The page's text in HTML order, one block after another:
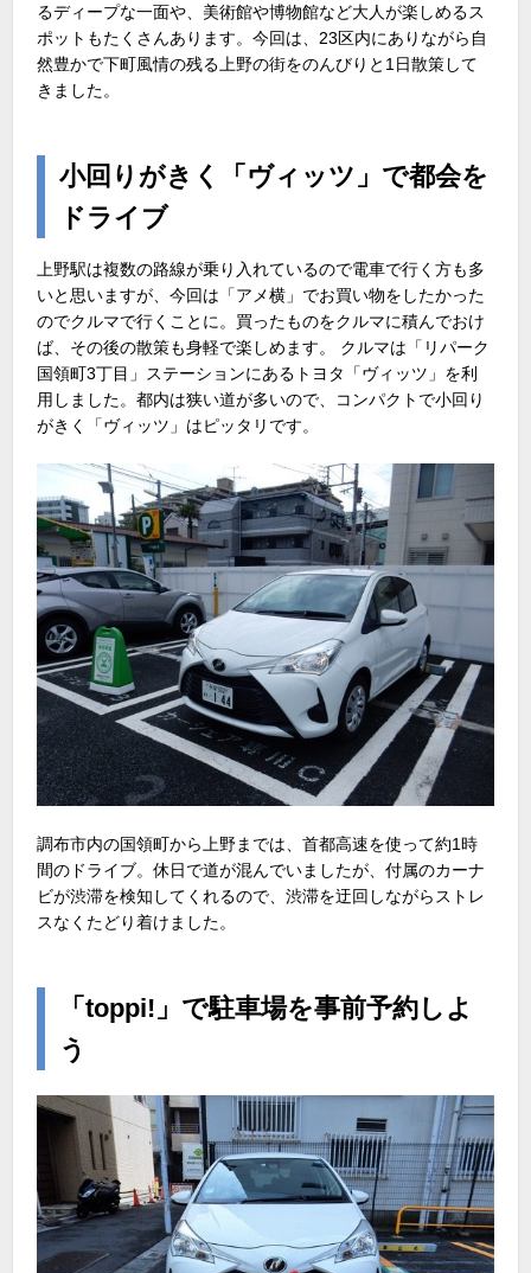
るディープな一面や、美術館や博物館など大人が楽しめるス
ポットもたくさんあります。今回は、23区内にありながら自
然豊かで下町風情の残る上野の街をのんびりと1日散策して
きました。
小回りがきく「ヴィッツ」で都会を
ドライブ
上野駅は複数の路線が乗り入れているので電車で行く方も多
いと思いますが、今回は「アメ横」でお買い物をしたかった
のでクルマで行くことに。買ったものをクルマに積んでおけ
ば、その後の散策も身軽で楽しめます。 クルマは「リパーク
国領町3丁目」ステーションにあるトヨタ「ヴィッツ」を利
用しました。都内は狭い道が多いので、コンパクトで小回り
がきく「ヴィッツ」はピッタリです。
調布市内の国領町から上野までは、首都高速を使って約1時
間のドライブ。休日で道が混んでいましたが、付属のカーナ
ビが渋滞を検知してくれるので、渋滞を迂回しながらストレ
スなくたどり着けました。
「toppi!」で駐車場を事前予約しよ
う